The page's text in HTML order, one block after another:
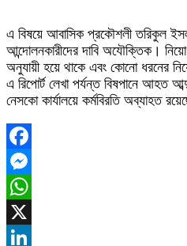
এ বিষয়ে আবাসিক প্রকৌশলী তরিকুল
আন্দোলনকারীদের দাবি অযৌক্তিক।
অনুযায়ী হয়ে থাকে এবং কোনো ধরনের
এ রিপোর্ট লেখা পর্যন্ত বিষপানে আহত
নেসকো কার্যালয়ে কর্মবিরতি অব্যাহত
Facebook
Messenger
WhatsApp
X